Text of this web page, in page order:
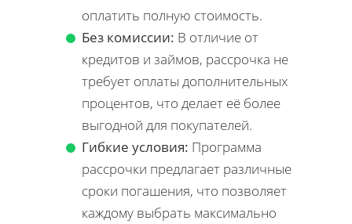
оплатить полную стоимость.
Без комиссии: В отличие от
кредитов и займов, рассрочка не
требует оплаты дополнительных
процентов, что делает её более
выгодной для покупателей.
Гибкие условия: Программа
рассрочки предлагает различные
сроки погашения, что позволяет
каждому выбрать максимально